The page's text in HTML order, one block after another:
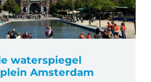
waterspiegel
Amsterdam